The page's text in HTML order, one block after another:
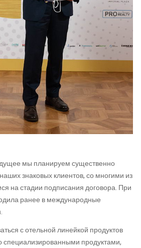
мы планируем существенно
знаковых клиентов, со многими из
на стадии подписания договора. При
ранее в международные
.
с отельной линейкой продуктов
специализированными продуктами,